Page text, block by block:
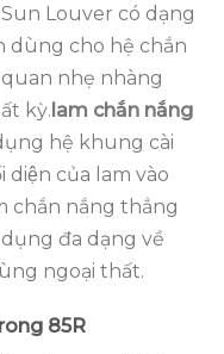
Louver có dạng
dùng cho hệ chắn
nhẹ nhàng
kỳ.lam chắn nắng
hệ khung cài
diện của lam vào
chắn nắng thẳng
đa dạng về
ngoại thất.
85R